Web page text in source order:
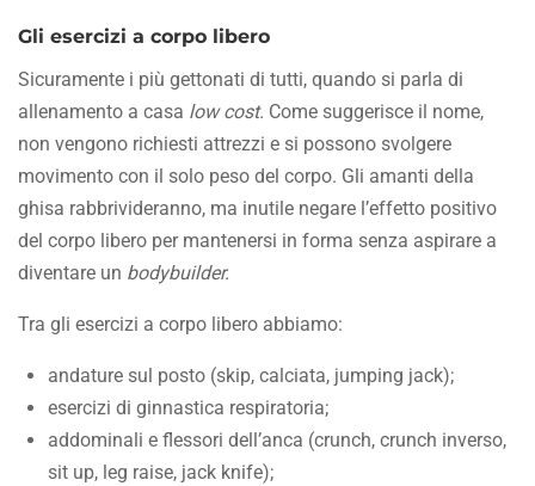
Gli esercizi a corpo libero
Sicuramente i più gettonati di tutti, quando si parla di
allenamento a casa low cost. Come suggerisce il nome,
non vengono richiesti attrezzi e si possono svolgere
movimento con il solo peso del corpo. Gli amanti della
ghisa rabbrivideranno, ma inutile negare l’effetto positivo
del corpo libero per mantenersi in forma senza aspirare a
diventare un bodybuilder.
Tra gli esercizi a corpo libero abbiamo:
andature sul posto (skip, calciata, jumping jack);
esercizi di ginnastica respiratoria;
addominali e flessori dell’anca (crunch, crunch inverso,
sit up, leg raise, jack knife);